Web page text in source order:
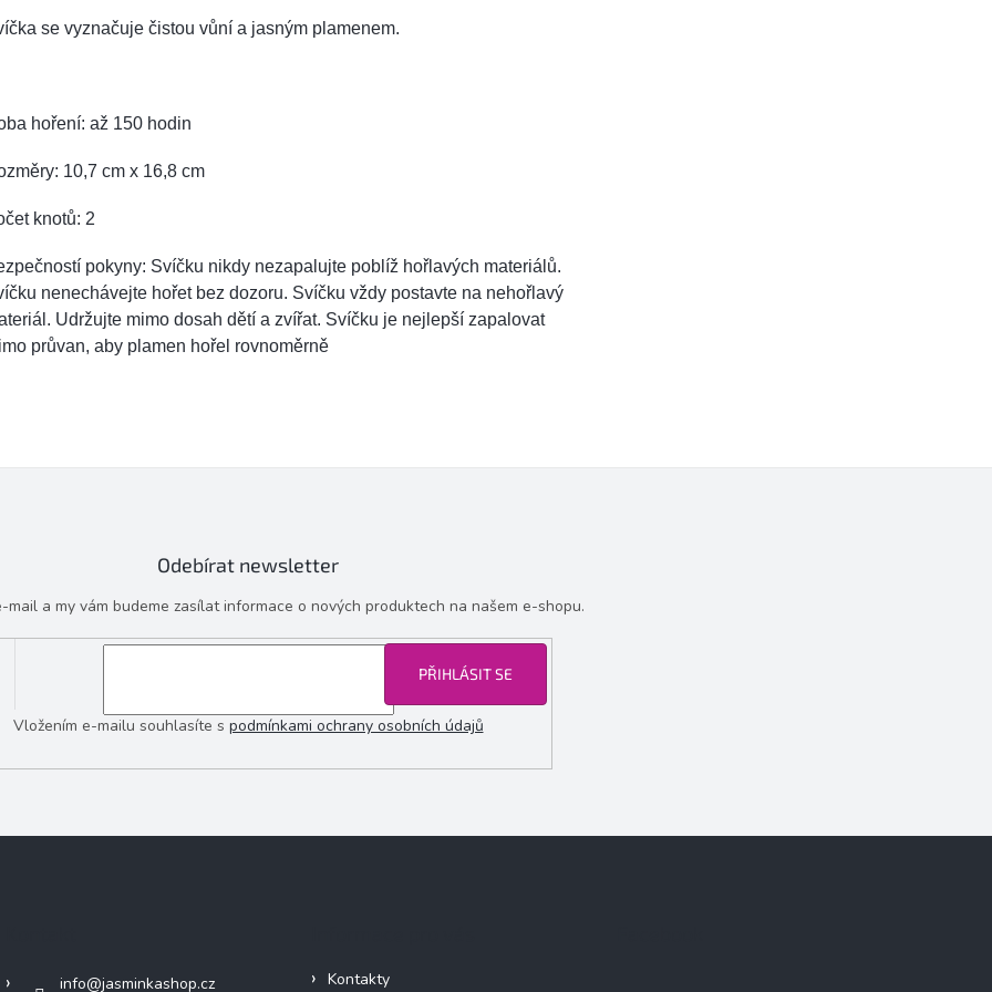
se vyznačuje čistou vůní a jasným plamenem.
hoření: až 150 hodin
10,7 cm x 16,8 cm
knotů: 2
pokyny: Svíčku nikdy nezapalujte poblíž hořlavých materiálů.
nenechávejte hořet bez dozoru. Svíčku vždy postavte na nehořlavý
Udržujte mimo dosah dětí a zvířat. Svíčku je nejlepší zapalovat
průvan, aby plamen hořel rovnoměrně
Odebírat newsletter
mail a my vám budeme zasílat informace o nových produktech na našem e-shopu.
Vložením e-mailu souhlasíte s podmínkami ochrany osobních údajů
PŘIHLÁSIT SE
info@jasminkashop.cz
Kontakty